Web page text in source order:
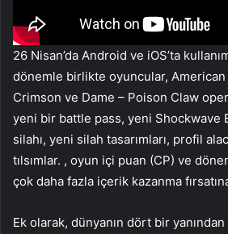
26 Nisan’da Android ve iOS’ta
dönemle birlikte oyuncular,
Crimson ve Dame – Poison Claw
yeni bir battle pass, yeni Shockwave
silahı, yeni silah tasarımları, profil
tılsımlar. , oyun içi puan (CP) ve
çok daha fazla içerik kazanma
Ek olarak, dünyanın dört bir